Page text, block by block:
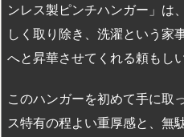
ンレス製ピンチハンガー」は
しく取り除き、洗濯という家
へと昇華させてくれる頼もし
このハンガーを初めて手に取
ス特有の程よい重厚感と、無